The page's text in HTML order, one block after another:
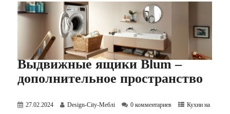
Выдвижные ящики Blum –
дополнительное пространство
27.02.2024 Design-City-Меблі 0 комментариев
Кухни на